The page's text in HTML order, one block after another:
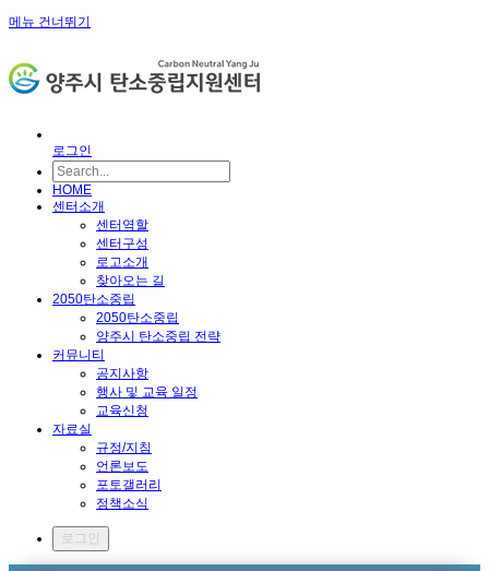
메뉴 건너뛰기
로그인
HOME
센터소개
센터역할
센터구성
로고소개
찾아오는 길
2050탄소중립
2050탄소중립
양주시 탄소중립 전략
커뮤니티
공지사항
행사 및 교육 일정
교육신청
자료실
규정/지침
언론보도
포토갤러리
정책소식
로그인